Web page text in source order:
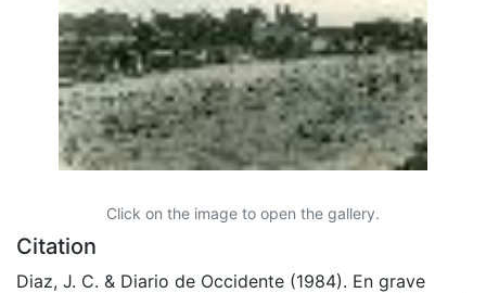
Click on the image to open the gallery.
Citation
Diaz, J. C. & Diario de Occidente (1984). En grave